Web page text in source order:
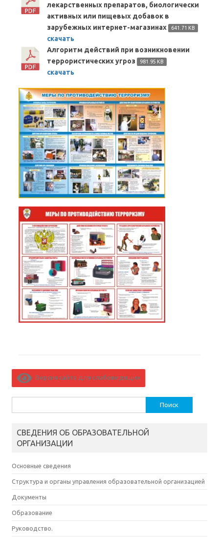
лекарственных препаратов, биологически
активных или пищевых добавок в
зарубежных интернет-магазинах
641.71 KB
скачать
Алгоритм действий при возникновении
террористических угроз
981.95 KB
скачать
Версия сайта для слабовидящих
СВЕДЕНИЯ ОБ ОБРАЗОВАТЕЛЬНОЙ
ОРГАНИЗАЦИИ
Основные сведения
Структура и органы управления образовательной организацией
Документы
Образование
Руководство.